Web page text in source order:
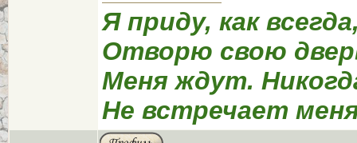
Я приду, как
Отворю свою
Меня ждут.
Не встречает